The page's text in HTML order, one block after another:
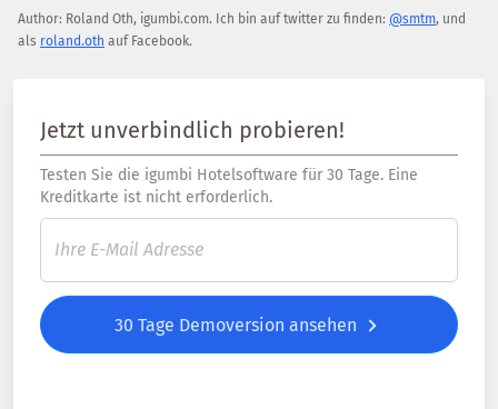
Author: Roland Oth, igumbi.com. Ich bin auf twitter zu finden: @smtm, und
als roland.oth auf Facebook.
Jetzt unverbindlich probieren!
Testen Sie die igumbi Hotelsoftware für 30 Tage. Eine
Kreditkarte ist nicht erforderlich.
30 Tage Demoversion ansehen